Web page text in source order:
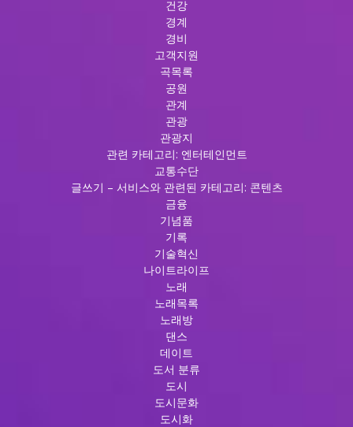
건강
경계
경비
고객지원
곡목록
공원
관계
관광
관광지
관련 카테고리: 엔터테인먼트
교통수단
글쓰기 – 서비스와 관련된 카테고리: 콘텐츠
금융
기념품
기록
기술혁신
나이트라이프
노래
노래목록
노래방
댄스
데이트
도서 분류
도시
도시문화
도시화